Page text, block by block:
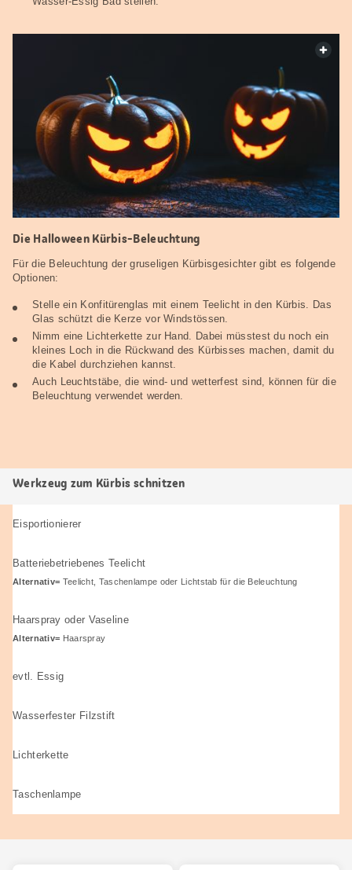
Die Halloween Kürbis-Beleuchtung
Für die Beleuchtung der gruseligen Kürbisgesichter gibt es folgende
Optionen:
Stelle ein Konfitürenglas mit einem Teelicht in den Kürbis. Das
Glas schützt die Kerze vor Windstössen.
Nimm eine Lichterkette zur Hand. Dabei müsstest du noch ein
kleines Loch in die Rückwand des Kürbisses machen, damit du
die Kabel durchziehen kannst.
Auch Leuchtstäbe, die wind- und wetterfest sind, können für die
Beleuchtung verwendet werden.
Werkzeug zum Kürbis schnitzen
Eisportionierer
Batteriebetriebenes Teelicht
Alternativ= Teelicht, Taschenlampe oder Lichtstab für die Beleuchtung
Haarspray oder Vaseline
Alternativ= Haarspray
evtl. Essig
Wasserfester Filzstift
Lichterkette
Taschenlampe